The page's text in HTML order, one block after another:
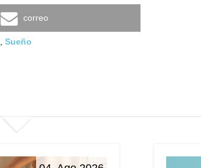
correo
Sueño